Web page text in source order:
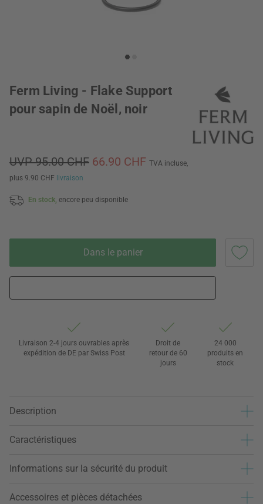
Ferm Living - Flake Support
pour sapin de Noël, noir
UVP 95.00 CHF 66.90 CHF TVA incluse,
plus 9.90 CHF livraison
En stock, encore peu disponible
Dans le panier
Livraison 2-4 jours ouvrables après
expédition de DE par Swiss Post
Droit de
retour de 60
jours
24 000
produits en
stock
Description
Caractéristiques
Informations sur la sécurité du produit
Accessoires et pièces détachées